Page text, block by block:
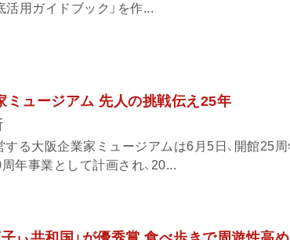
活用ガイドブック」を作...
ミュージアム 先人の挑戦伝え25年
する大阪企業家ミュージアムは6月5日、開館25周
年事業として計画され、20...